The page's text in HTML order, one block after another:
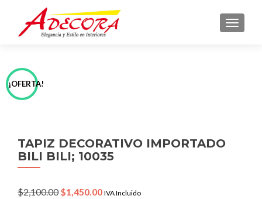
¡OFERTA!
TAPIZ DECORATIVO IMPORTADO
BILI BILI; 10035
$2,100.00 Original
$1,450.00Current
IVA Incluido